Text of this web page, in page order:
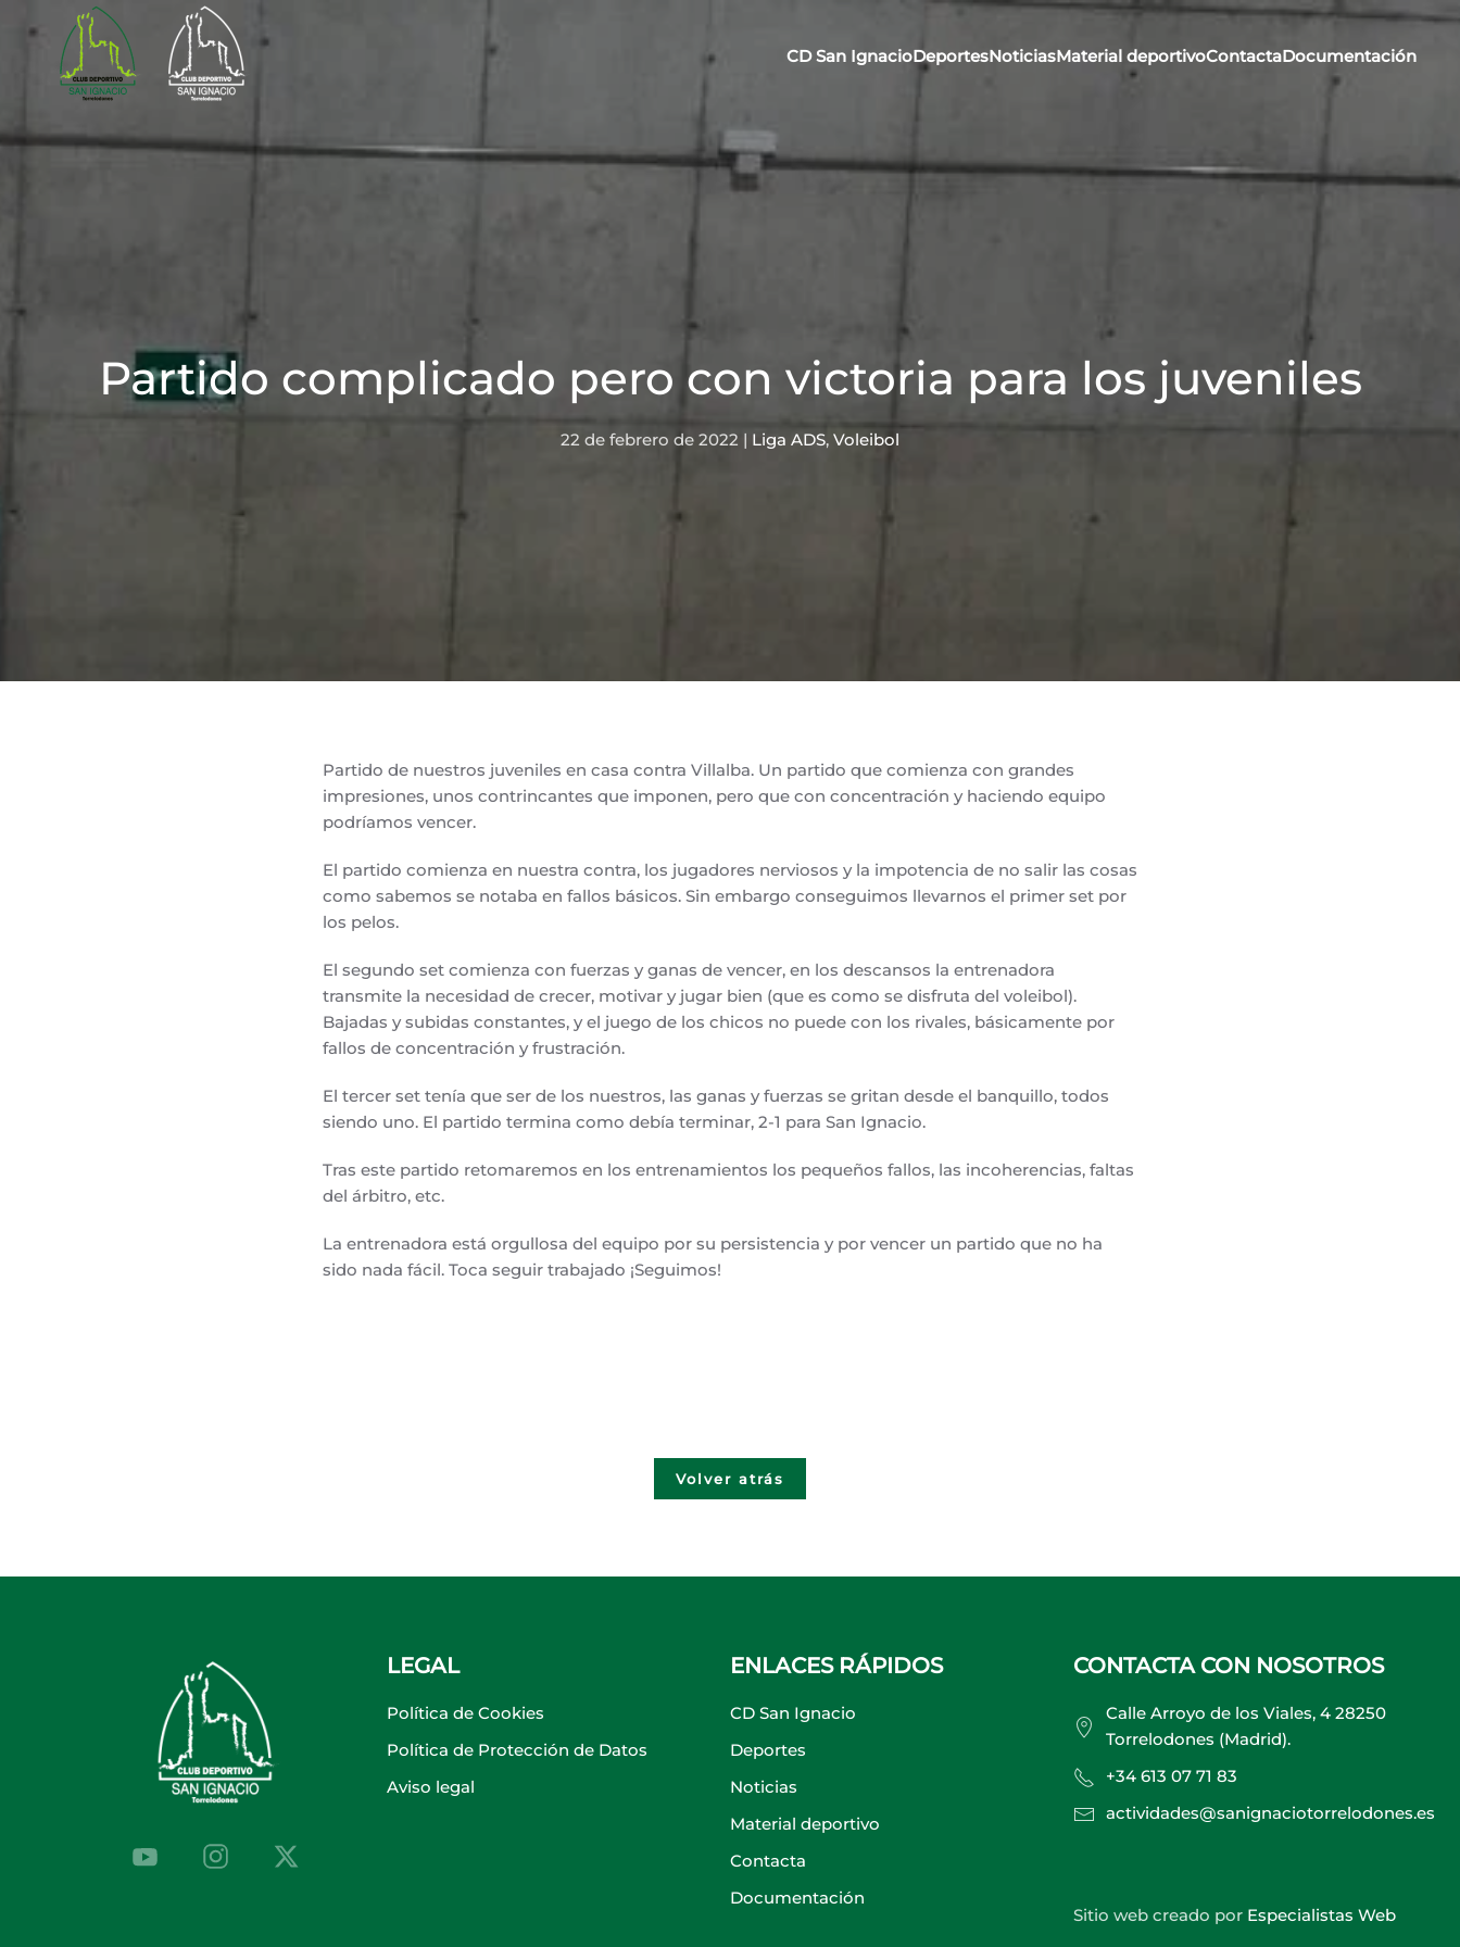
Skip to main content CD San IgnacioDeportesNoticiasMaterial deportivoContactaDocumentación
Partido complicado pero con victoria para los juveniles
22 de febrero de 2022 | Liga ADS, Voleibol
Partido de nuestros juveniles en casa contra Villalba. Un partido que comienza con grandes
impresiones, unos contrincantes que imponen, pero que con concentración y haciendo equipo
podríamos vencer.
El partido comienza en nuestra contra, los jugadores nerviosos y la impotencia de no salir las cosas
como sabemos se notaba en fallos básicos. Sin embargo conseguimos llevarnos el primer set por
los pelos.
El segundo set comienza con fuerzas y ganas de vencer, en los descansos la entrenadora
transmite la necesidad de crecer, motivar y jugar bien (que es como se disfruta del voleibol).
Bajadas y subidas constantes, y el juego de los chicos no puede con los rivales, básicamente por
fallos de concentración y frustración.
El tercer set tenía que ser de los nuestros, las ganas y fuerzas se gritan desde el banquillo, todos
siendo uno. El partido termina como debía terminar, 2-1 para San Ignacio.
Tras este partido retomaremos en los entrenamientos los pequeños fallos, las incoherencias, faltas
del árbitro, etc.
La entrenadora está orgullosa del equipo por su persistencia y por vencer un partido que no ha
sido nada fácil. Toca seguir trabajado ¡Seguimos!
Volver atrás
LEGAL
Política de Cookies
Política de Protección de Datos
Aviso legal
ENLACES RÁPIDOS
CD San Ignacio
Deportes
Noticias
Material deportivo
Contacta
Documentación
CONTACTA CON NOSOTROS
Calle Arroyo de los Viales, 4 28250
Torrelodones (Madrid).
+34 613 07 71 83
actividades@sanignaciotorrelodones.es
Sitio web creado por Especialistas Web